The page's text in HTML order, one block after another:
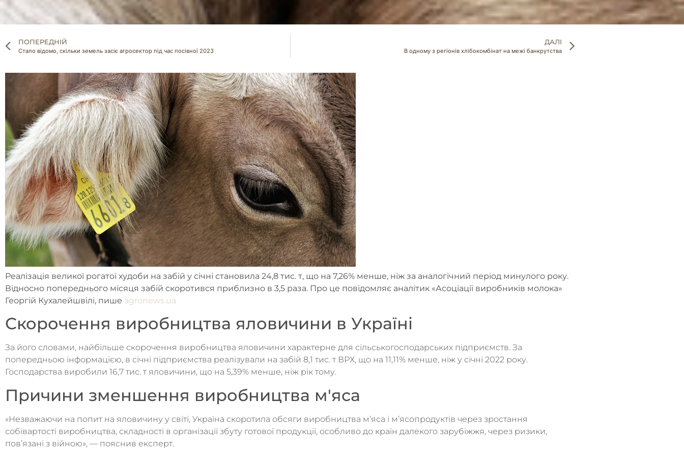
ПОПЕРЕДНІЙ
Стало відомо, скільки земель засіє агросектор під час посівної 2023
ДАЛІ
В одному з регіонів хлібокомбінат на межі банкрутства
Реалізація великої рогатої худоби на забій у січні становила 24,8 тис. т, що на 7,26% менше, ніж за аналогічний період минулого року.
Відносно попереднього місяця забій скоротився приблизно в 3,5 раза. Про це повідомляє аналітик «Асоціації виробників молока»
Георгій Кухалейшвілі, пише agronews.ua
Скорочення виробництва яловичини в Україні
За його словами, найбільше скорочення виробництва яловичини характерне для сільськогосподарських підприємств. За
попередньою інформацією, в січні підприємства реалізували на забій 8,1 тис. т ВРХ, що на 11,11% менше, ніж у січні 2022 року.
Господарства виробили 16,7 тис. т яловичини, що на 5,39% менше, ніж рік тому.
Причини зменшення виробництва м'яса
«Незважаючи на попит на яловичину у світі, Україна скоротила обсяги виробництва м’яса і м’ясопродуктів через зростання
собівартості виробництва, складності в організації збуту готової продукції, особливо до країн далекого зарубіжжя, через ризики,
пов’язані з війною», — пояснив експерт.